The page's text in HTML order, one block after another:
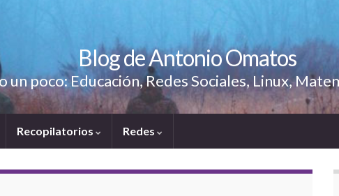
Blog de Antonio Omatos
un poco: Educación, Redes Sociales, Linux,
Recopilatorios Redes